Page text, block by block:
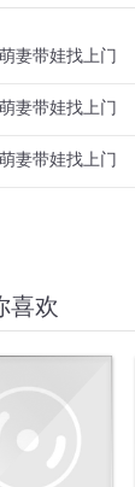
萌妻带娃找上门
萌妻带娃找上门
萌妻带娃找上门
喜欢